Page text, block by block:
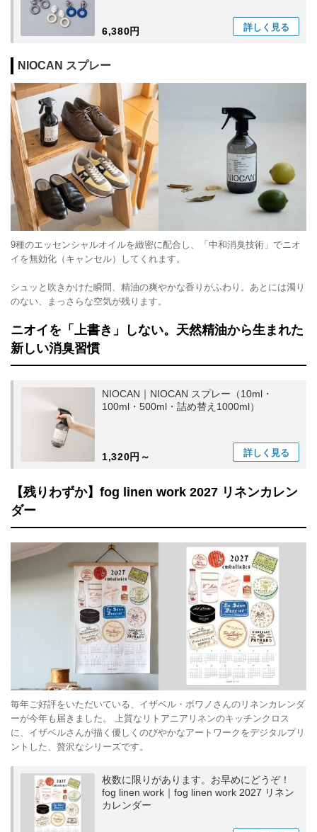
6,380円 詳しく 見る
NIOCAN スプレー
9種のエッセンシャルオイルを緻密に配合し、「中和消臭技術」でニオ
イを無効化（キャンセル）してくれます。
シュッと吹きかけた瞬間、精油の爽やかな香りがふわり。あとには濁り
のない、まっさらな空気が残ります。
ニオイを「上書き」しない。天然精油から生まれた
新しい消臭習慣
NIOCAN｜NIOCAN スプレー（10ml・
100ml・500ml・詰め替え1000ml）
1,320円～ 詳しく 見る
【残りわずか】fog linen work 2027 リネンカレン
ダー
毎年ご好評をいただいている、イザベル・ボワノさんのリネンカレンダ
ーが今年も届きました。 上質なリトアニアリネンのキッチンクロス
に、イザベルさんが描く優しくのびやかなアートワークをデジタルプリ
ントした、贅沢なシリーズです。
枚数に限りがあります。お早めにどうぞ！
fog linen work｜fog linen work 2027 リネン
カレンダー